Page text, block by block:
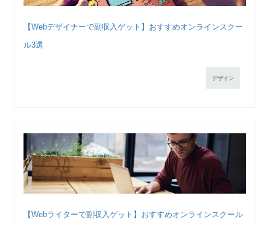
【Webデザイナーで副収入ゲット】おすすめオンラインスクー
ル3選
デザイン
【Webライターで副収入ゲット】おすすめオンラインスクール